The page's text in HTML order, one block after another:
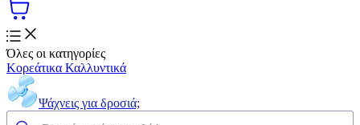
Όλες οι κατηγορίες
Κορεάτικα Καλλυντικά
Ψάχνεις για δροσιά;